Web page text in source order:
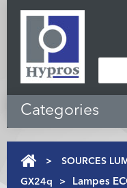
Categories
> SOURCES
GX24q >
Lampes